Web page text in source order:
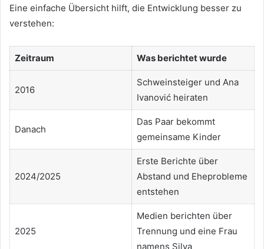
Eine einfache Übersicht hilft, die Entwicklung besser zu
verstehen:
Zeitraum Was berichtet wurde
2016
Schweinsteiger und Ana
Ivanović heiraten
Danach
Das Paar bekommt
gemeinsame Kinder
2024/2025
Erste Berichte über
Abstand und Eheprobleme
entstehen
2025
Medien berichten über
Trennung und eine Frau
namens Silva